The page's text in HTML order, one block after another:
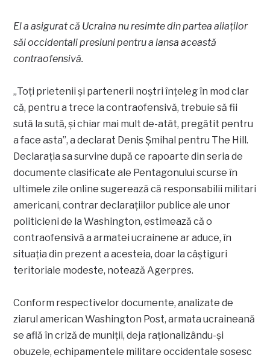
El a asigurat că Ucraina nu resimte din partea aliaţilor
săi occidentali presiuni pentru a lansa această
contraofensivă.
„Toți prietenii și partenerii noștri înțeleg în mod clar
că, pentru a trece la contraofensivă, trebuie să fii
sută la sută, și chiar mai mult de-atât, pregătit pentru
a face asta”, a declarat Denis Şmihal pentru The Hill.
Declaraţia sa survine după ce rapoarte din seria de
documente clasificate ale Pentagonului scurse în
ultimele zile online sugerează că responsabilii militari
americani, contrar declaraţiilor publice ale unor
politicieni de la Washington, estimează că o
contraofensivă a armatei ucrainene ar aduce, în
situaţia din prezent a acesteia, doar la câştiguri
teritoriale modeste, notează Agerpres.
Conform respectivelor documente, analizate de
ziarul american Washington Post, armata ucraineană
se află în criză de muniţii, deja raţionalizându-şi
obuzele, echipamentele militare occidentale sosesc